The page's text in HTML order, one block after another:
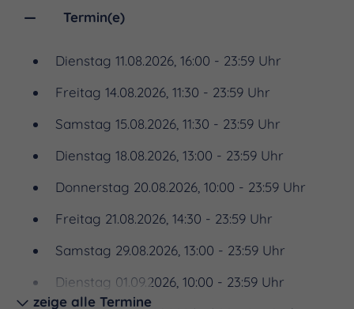
schwarzen Löchern. Doch dann gibt es technische
verschwunden. Ob am Ende alle drei wieder heil in
Schmuddelfing landen?
Taucht tief ein in die krötige Welt der Olchis und
lasst euch mitreißen von einem 360°-Filmerlebnis!
Mit der Stimme von Stefanie Heinzmann als
Die krötige Welt der Olchis
Autor Erhard Dietl existiert nun seit über 30
Termin(e)
Dienstag 11.08.2026, 16:00 - 23:59 Uhr
Freitag 14.08.2026, 11:30 - 23:59 Uhr
Samstag 15.08.2026, 11:30 - 23:59 Uhr
Dienstag 18.08.2026, 13:00 - 23:59 Uhr
Donnerstag 20.08.2026, 10:00 - 23:59 Uhr
Freitag 21.08.2026, 14:30 - 23:59 Uhr
Samstag 29.08.2026, 13:00 - 23:59 Uhr
Dienstag 01.09.2026, 10:00 - 23:59 Uhr
zeige alle Termine